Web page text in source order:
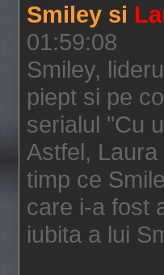
Smiley si
01:59:08
Smiley,
piept si pe
serialul "Cu
Astfel,
timp ce
care i-a fost
iubita a lui